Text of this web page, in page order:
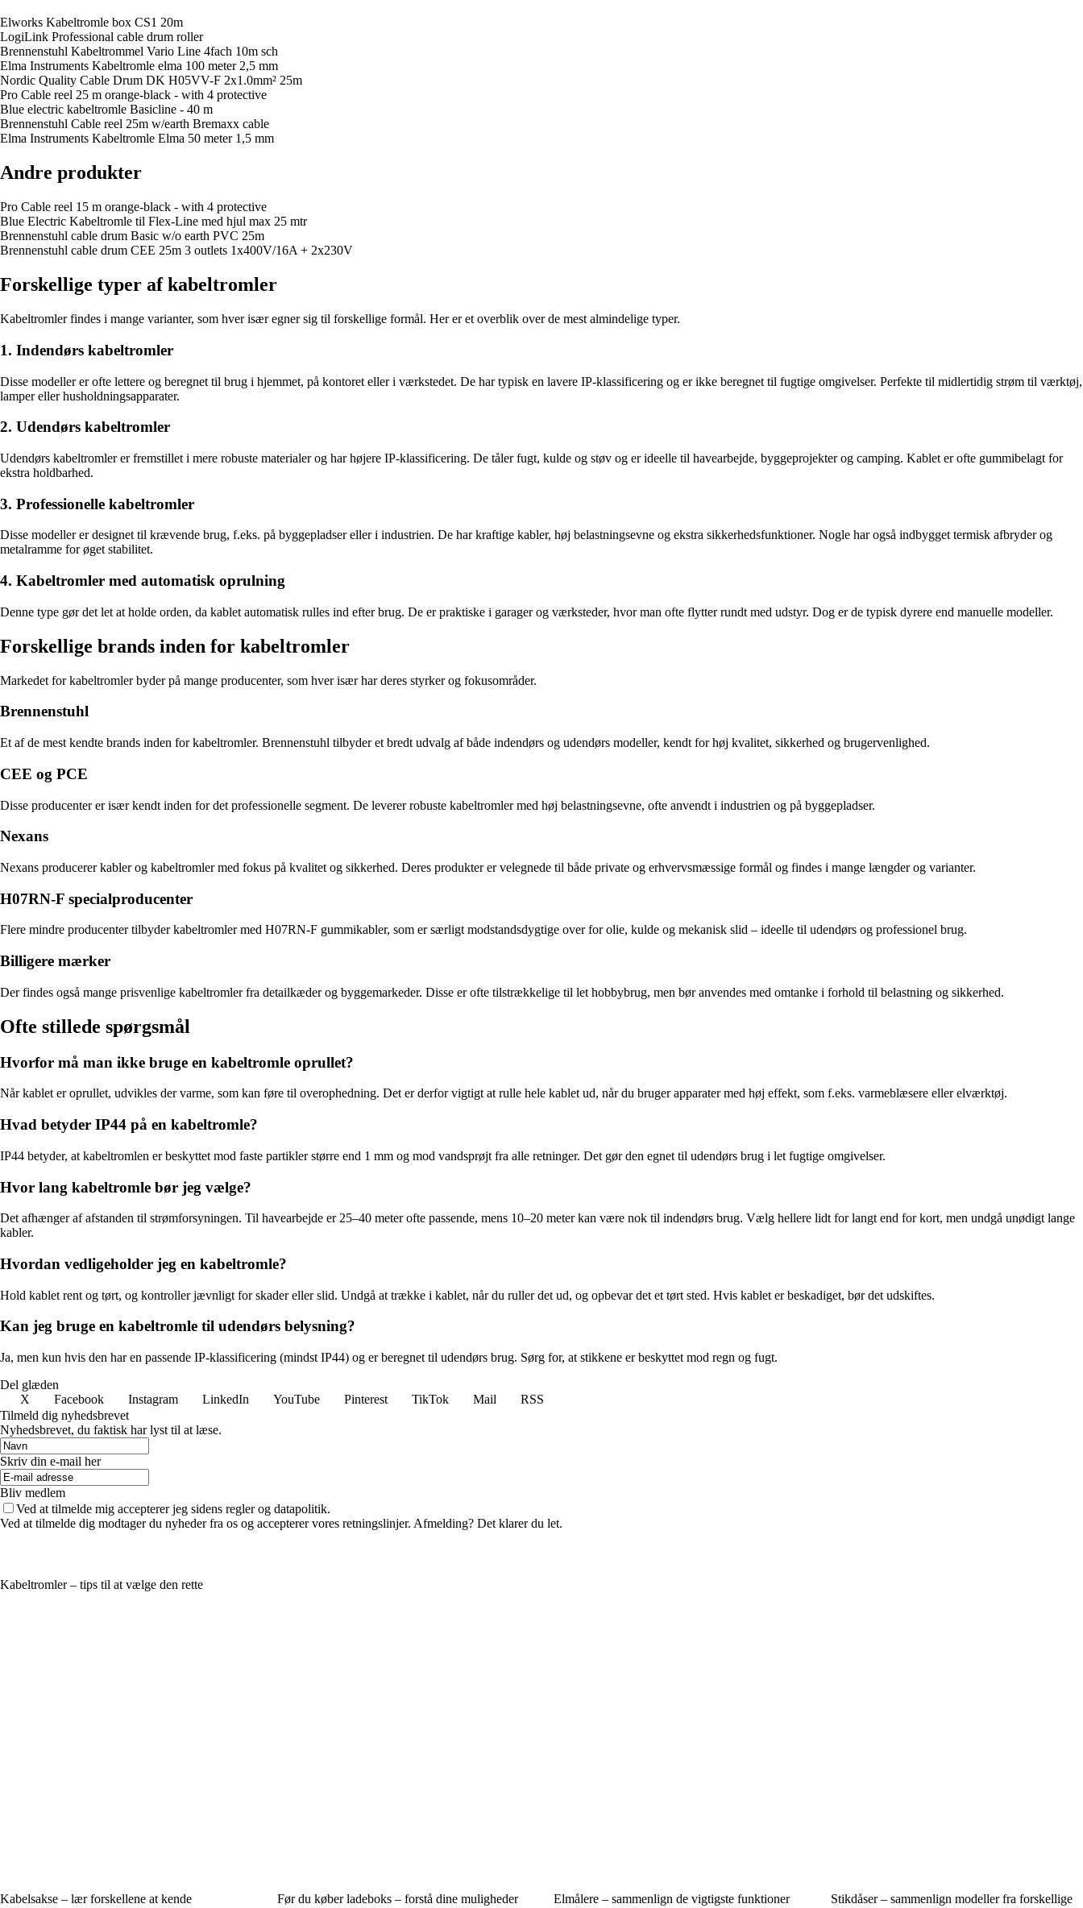
Elworks Kabeltromle box CS1 20m
LogiLink Professional cable drum roller
Brennenstuhl Kabeltrommel Vario Line 4fach 10m sch
Elma Instruments Kabeltromle elma 100 meter 2,5 mm
Nordic Quality Cable Drum DK H05VV-F 2x1.0mm² 25m
Pro Cable reel 25 m orange-black - with 4 protective
Blue electric kabeltromle Basicline - 40 m
Brennenstuhl Cable reel 25m w/earth Bremaxx cable
Elma Instruments Kabeltromle Elma 50 meter 1,5 mm
Andre produkter
Pro Cable reel 15 m orange-black - with 4 protective
Blue Electric Kabeltromle til Flex-Line med hjul max 25 mtr
Brennenstuhl cable drum Basic w/o earth PVC 25m
Brennenstuhl cable drum CEE 25m 3 outlets 1x400V/16A + 2x230V
Forskellige typer af kabeltromler
Kabeltromler findes i mange varianter, som hver især egner sig til forskellige formål. Her er et overblik over de mest almindelige typer.
1. Indendørs kabeltromler
Disse modeller er ofte lettere og beregnet til brug i hjemmet, på kontoret eller i værkstedet. De har typisk en lavere IP-klassificering og er ikke beregnet til fugtige omgivelser. Perfekte til midlertidig strøm til værktøj,
lamper eller husholdningsapparater.
2. Udendørs kabeltromler
Udendørs kabeltromler er fremstillet i mere robuste materialer og har højere IP-klassificering. De tåler fugt, kulde og støv og er ideelle til havearbejde, byggeprojekter og camping. Kablet er ofte gummibelagt for
ekstra holdbarhed.
3. Professionelle kabeltromler
Disse modeller er designet til krævende brug, f.eks. på byggepladser eller i industrien. De har kraftige kabler, høj belastningsevne og ekstra sikkerhedsfunktioner. Nogle har også indbygget termisk afbryder og
metalramme for øget stabilitet.
4. Kabeltromler med automatisk oprulning
Denne type gør det let at holde orden, da kablet automatisk rulles ind efter brug. De er praktiske i garager og værksteder, hvor man ofte flytter rundt med udstyr. Dog er de typisk dyrere end manuelle modeller.
Forskellige brands inden for kabeltromler
Markedet for kabeltromler byder på mange producenter, som hver især har deres styrker og fokusområder.
Brennenstuhl
Et af de mest kendte brands inden for kabeltromler. Brennenstuhl tilbyder et bredt udvalg af både indendørs og udendørs modeller, kendt for høj kvalitet, sikkerhed og brugervenlighed.
CEE og PCE
Disse producenter er især kendt inden for det professionelle segment. De leverer robuste kabeltromler med høj belastningsevne, ofte anvendt i industrien og på byggepladser.
Nexans
Nexans producerer kabler og kabeltromler med fokus på kvalitet og sikkerhed. Deres produkter er velegnede til både private og erhvervsmæssige formål og findes i mange længder og varianter.
H07RN-F specialproducenter
Flere mindre producenter tilbyder kabeltromler med H07RN-F gummikabler, som er særligt modstandsdygtige over for olie, kulde og mekanisk slid – ideelle til udendørs og professionel brug.
Billigere mærker
Der findes også mange prisvenlige kabeltromler fra detailkæder og byggemarkeder. Disse er ofte tilstrækkelige til let hobbybrug, men bør anvendes med omtanke i forhold til belastning og sikkerhed.
Ofte stillede spørgsmål
Hvorfor må man ikke bruge en kabeltromle oprullet?
Når kablet er oprullet, udvikles der varme, som kan føre til overophedning. Det er derfor vigtigt at rulle hele kablet ud, når du bruger apparater med høj effekt, som f.eks. varmeblæsere eller elværktøj.
Hvad betyder IP44 på en kabeltromle?
IP44 betyder, at kabeltromlen er beskyttet mod faste partikler større end 1 mm og mod vandsprøjt fra alle retninger. Det gør den egnet til udendørs brug i let fugtige omgivelser.
Hvor lang kabeltromle bør jeg vælge?
Det afhænger af afstanden til strømforsyningen. Til havearbejde er 25–40 meter ofte passende, mens 10–20 meter kan være nok til indendørs brug. Vælg hellere lidt for langt end for kort, men undgå unødigt lange
kabler.
Hvordan vedligeholder jeg en kabeltromle?
Hold kablet rent og tørt, og kontroller jævnligt for skader eller slid. Undgå at trække i kablet, når du ruller det ud, og opbevar det et tørt sted. Hvis kablet er beskadiget, bør det udskiftes.
Kan jeg bruge en kabeltromle til udendørs belysning?
Ja, men kun hvis den har en passende IP-klassificering (mindst IP44) og er beregnet til udendørs brug. Sørg for, at stikkene er beskyttet mod regn og fugt.
Del glæden
X
Facebook Instagram LinkedIn YouTube Pinterest TikTok Mail
RSS
Tilmeld dig nyhedsbrevet
Nyhedsbrevet, du faktisk har lyst til at læse.
Skriv din e-mail her
Bliv medlem
Ved at tilmelde mig accepterer jeg sidens regler og datapolitik.
Ved at tilmelde dig modtager du nyheder fra os og accepterer vores retningslinjer. Afmelding? Det klarer du let.
Kabeltromler – tips til at vælge den rette
Kabelsakse – lær forskellene at kende Før du køber ladeboks – forstå dine muligheder Elmålere – sammenlign de vigtigste funktioner
Stikdåser – sammenlign modeller fra forskellige